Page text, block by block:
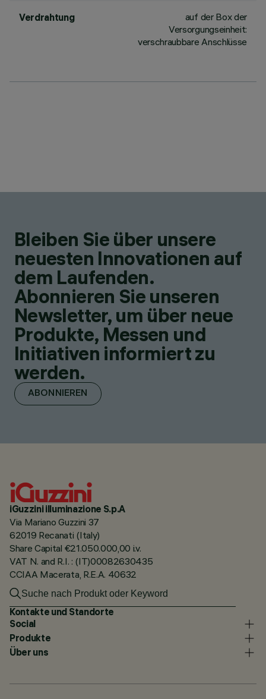
Verdrahtung
auf der Box der
Versorgungseinheit:
verschraubbare Anschlüsse
Bleiben Sie über unsere
neuesten Innovationen auf
dem Laufenden.
Abonnieren Sie unseren
Newsletter, um über neue
Produkte, Messen und
Initiativen informiert zu
werden.
ABONNIEREN
iGuzzini illuminazione S.p.A
Via Mariano Guzzini 37
62019 Recanati (Italy)
Share Capital €21.050.000,00 i.v.
VAT N. and R.I. : (IT)00082630435
CCIAA Macerata, R.E.A. 40632
Kontakte und Standorte
Social
Produkte
Über uns